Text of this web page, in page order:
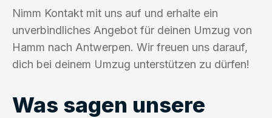
Nimm Kontakt mit uns auf und erhalte ein
unverbindliches Angebot für deinen Umzug von
Hamm nach Antwerpen. Wir freuen uns darauf,
dich bei deinem Umzug unterstützen zu dürfen!
Was sagen unsere